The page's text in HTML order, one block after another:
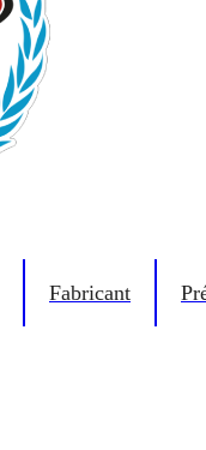
Fabricant